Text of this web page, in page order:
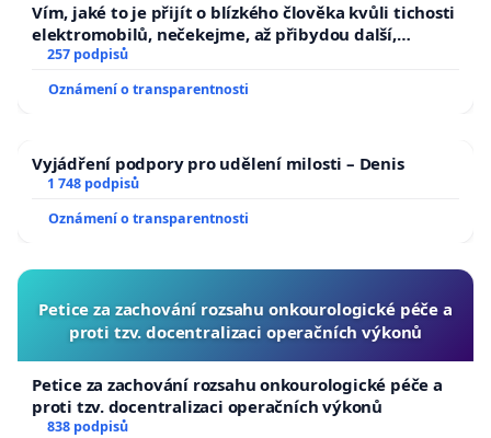
Vím, jaké to je přijít o blízkého člověka kvůli tichosti
elektromobilů, nečekejme, až přibydou další,
zaveďme slyšitelná auta!
257 podpisů
Oznámení o transparentnosti
Vyjádření podpory pro udělení milosti – Denis
1 748 podpisů
Oznámení o transparentnosti
Petice za zachování rozsahu onkourologické péče a
proti tzv. docentralizaci operačních výkonů
Petice za zachování rozsahu onkourologické péče a
proti tzv. docentralizaci operačních výkonů
838 podpisů